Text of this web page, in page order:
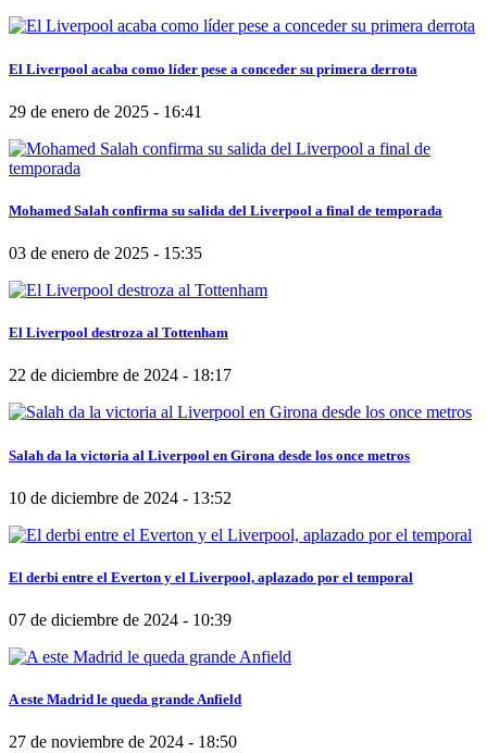
El Liverpool acaba como líder pese a conceder su primera derrota
29 de enero de 2025 - 16:41
Mohamed Salah confirma su salida del Liverpool a final de temporada
03 de enero de 2025 - 15:35
El Liverpool destroza al Tottenham
22 de diciembre de 2024 - 18:17
Salah da la victoria al Liverpool en Girona desde los once metros
10 de diciembre de 2024 - 13:52
El derbi entre el Everton y el Liverpool, aplazado por el temporal
07 de diciembre de 2024 - 10:39
A este Madrid le queda grande Anfield
27 de noviembre de 2024 - 18:50